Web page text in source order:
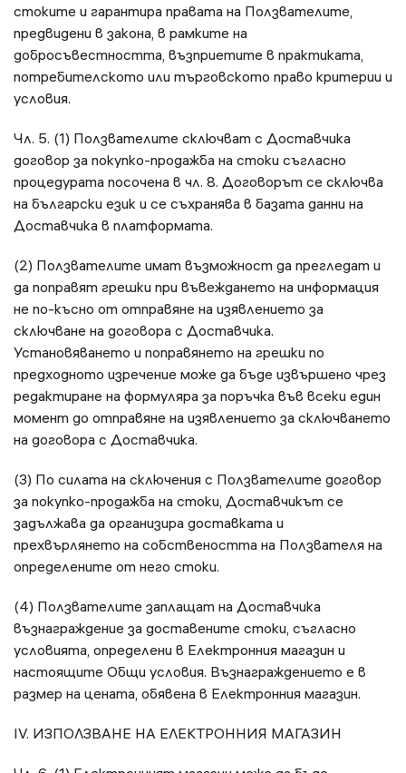
стоките и гарантира правата на Ползвателите,
предвидени в закона, в рамките на
добросъвестността, възприетите в практиката,
потребителското или търговското право критерии и
условия.
Чл. 5. (1) Ползвателите сключват с Доставчика
договор за покупко-продажба на стоки съгласно
процедурата посочена в чл. 8. Договорът се сключва
на български език и се съхранява в базата данни на
Доставчика в платформата.
(2) Ползвателите имат възможност да прегледат и
да поправят грешки при въвеждането на информация
не по-късно от отправяне на изявлението за
сключване на договора с Доставчика.
Установяването и поправянето на грешки по
предходното изречение може да бъде извършено чрез
редактиране на формуляра за поръчка във всеки един
момент до отправяне на изявлението за сключването
на договора с Доставчика.
(3) По силата на сключения с Ползвателите договор
за покупко-продажба на стоки, Доставчикът се
задължава да организира доставката и
прехвърлянето на собствеността на Ползвателя на
определените от него стоки.
(4) Ползвателите заплащат на Доставчика
възнаграждение за доставените стоки, съгласно
условията, определени в Електронния магазин и
настоящите Общи условия. Възнаграждението е в
размер на цената, обявена в Електронния магазин.
IV. ИЗПОЛЗВАНЕ НА ЕЛЕКТРОННИЯ МАГАЗИН